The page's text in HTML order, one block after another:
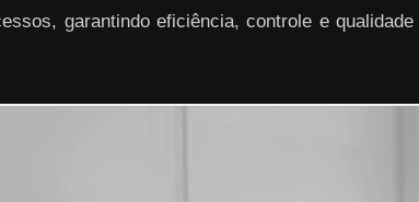
garantindo eficiência, controle e qualidade